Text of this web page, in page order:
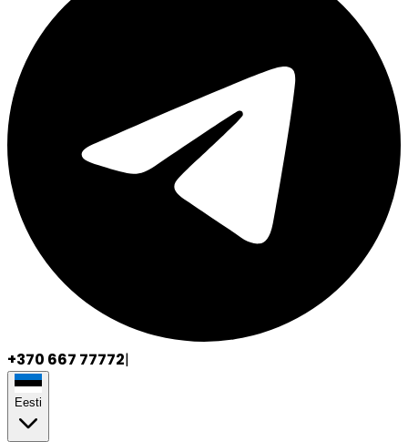
+370 667 77772|
Eesti